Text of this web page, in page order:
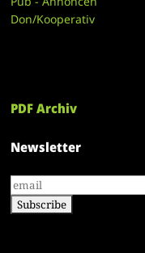
Don/Kooperativ
PDF Archiv
Newsletter